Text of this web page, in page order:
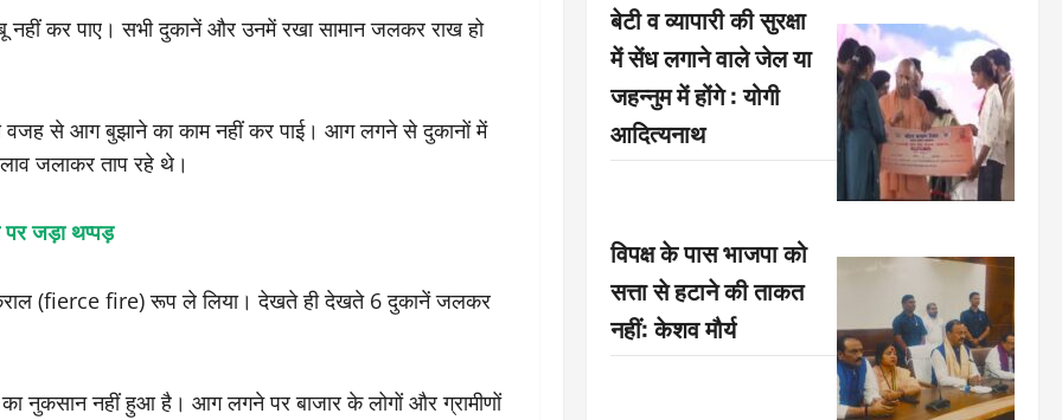
कर पाए। सभी दुकानें और उनमें रखा सामान जलकर राख हो
वजह से आग बुझाने का काम नहीं कर पाई। आग लगने से दुकानों में
जलाकर ताप रहे थे।
जड़ा थप्पड़
(fierce fire) रूप ले लिया। देखते ही देखते 6 दुकानें जलकर
नुकसान नहीं हुआ है। आग लगने पर बाजार के लोगों और ग्रामीणों
बेटी व व्यापारी की सुरक्षा
में सेंध लगाने वाले जेल या
जहन्नुम में होंगे : योगी
आदित्यनाथ
विपक्ष के पास भाजपा को
सत्ता से हटाने की ताकत
नहीं: केशव मौर्य